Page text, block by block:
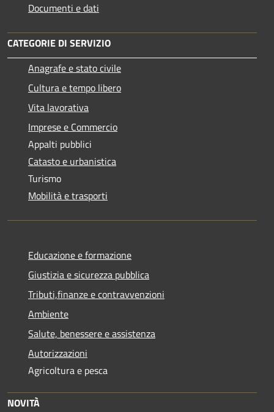
Documenti e dati
CATEGORIE DI SERVIZIO
Anagrafe e stato civile
Cultura e tempo libero
Vita lavorativa
Imprese e Commercio
Appalti pubblici
Catasto e urbanistica
Turismo
Mobilità e trasporti
Educazione e formazione
Giustizia e sicurezza pubblica
Tributi,finanze e contravvenzioni
Ambiente
Salute, benessere e assistenza
Autorizzazioni
Agricoltura e pesca
NOVITÀ